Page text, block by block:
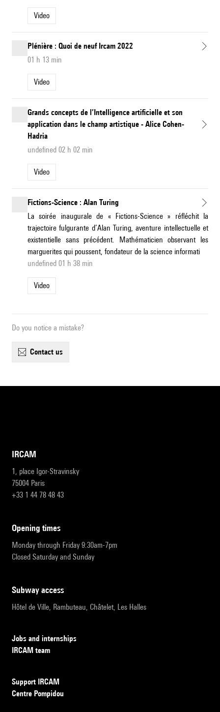
Video
Plénière : Quoi de neuf Ircam 2022
01 h 13 min
Video
Grands concepts de l’Intelligence artificielle et son
application dans le champ artistique - Alice Cohen-
Hadria
undefined 02 h 02 min
Video
Fictions-Science : Alan Turing
La soirée inaugurale de « Fictions-Science » réfléchit la
trajectoire fulgurante d’Alan Turing, aventure intellectuelle et
existentielle sans précédent. Mathématicien observant les
marguerites qui poussent, fondateur de la science informati
undefined 01 h 38 min
Video
Do you notice a mistake?
contact us
IRCAM
1, place Igor-Stravinsky
75004 Paris
+33 1 44 78 48 43
opening times
Monday through Friday 9:30am-7pm
Closed Saturday and Sunday
subway access
Hôtel de Ville, Rambuteau, Châtelet, Les Halles
Jobs and internships
IRCAM team
Support IRCAM
Centre Pompidou